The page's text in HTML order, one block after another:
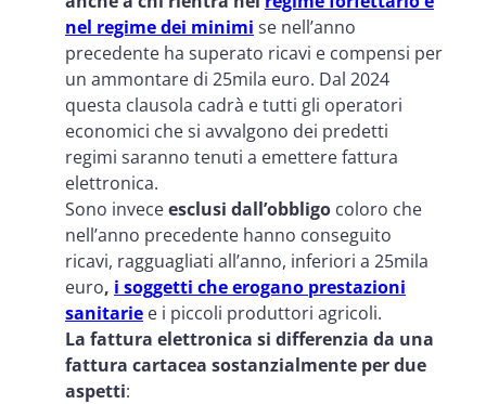
nel regime dei minimi se nell’anno
precedente ha superato ricavi e compensi per
un ammontare di 25mila euro. Dal 2024
questa clausola cadrà e tutti gli operatori
economici che si avvalgono dei predetti
regimi saranno tenuti a emettere fattura
elettronica.
Sono inveceesclusi dall’obbligo coloro che
nell’anno precedente hanno conseguito
ricavi, ragguagliati all’anno, inferiori a 25mila
euro, i soggetti che erogano prestazioni
sanitarie e i piccoli produttori agricoli.
La fattura elettronica si differenzia da una
fattura cartacea sostanzialmente per due
aspetti: